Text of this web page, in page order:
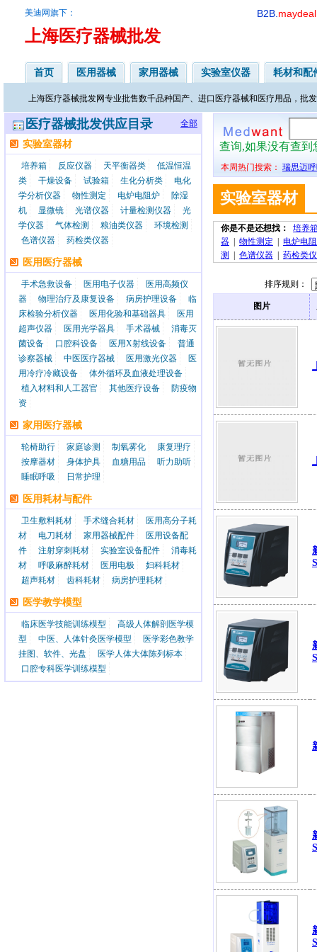
美迪网旗下：
上海医疗器械批发
B2B. maydeal
首页 医用器械 家用器械 实验室仪器 耗材和配
上海医疗器械批发网专业批售数千品种国产、进口医疗器械和医疗用品，批
医疗器械批发供应目录 全部
实验室器材
培养箱 反应仪器 天平衡器类
低温恒温
类
干燥设备 试验箱 生化分析类
电化
学分析仪器
物性测定 电炉电阻炉
除湿
机
显微镜 光谱仪器 计量检测仪器
光
学仪器
气体检测 粮油类仪器
环境检测
色谱仪器
药检类仪器
医用医疗器械
手术急救设备 医用电子仪器
医用高频仪
器
物理治疗及康复设备 病房护理设备
临
床检验分析仪器
医用化验和基础器具
医用
超声仪器
医用光学器具 手术器械
消毒灭
菌设备
口腔科设备 医用X射线设备
普通
诊察器械
中医医疗器械 医用激光仪器
医
用冷疗冷藏设备
体外循环及血液处理设备
植入材料和人工器官
其他医疗设备
防疫物
资
家用医疗器械
轮椅助行 家庭诊测 制氧雾化
康复理疗
按摩器材
身体护具 血糖用品
听力助听
睡眠呼吸
日常护理
医用耗材与配件
卫生敷料耗材 手术缝合耗材
医用高分子耗
材
电刀耗材 家用器械配件
医用设备配
件
注射穿刺耗材 实验室设备配件
消毒耗
材
呼吸麻醉耗材 医用电极
妇科耗材
超声耗材
齿科耗材 病房护理耗材
医学教学模型
临床医学技能训练模型
高级人体解剖医学模
型
中医、人体针灸医学模型
医学彩色教学
挂图、软件、光盘
医学人体大体陈列标本
口腔专科医学训练模型
查询,如果没有查到
本周热门搜索： 瑞思迈
实验室器材
你是不是还想找：
培养
器
物性测定
电炉电
测
色谱仪器 药检类
排序规则：
图片